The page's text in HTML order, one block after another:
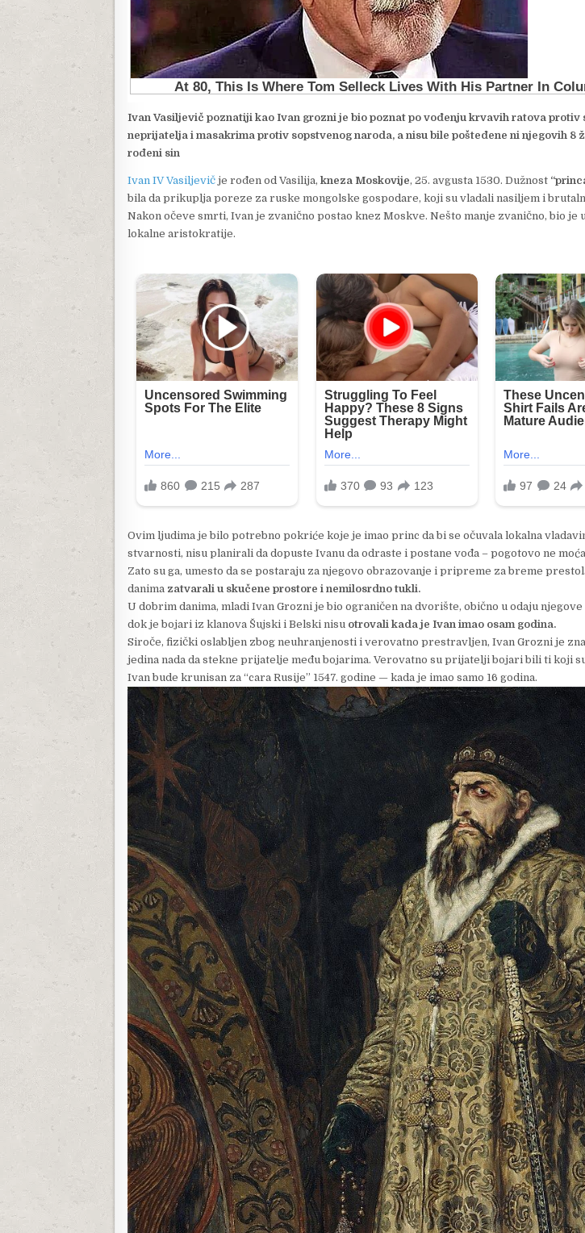
Ivan Vasiljevič poznatiji kao Ivan grozni je bio poznat po vođenju krvavih ratova protiv
neprijatelja i masakrima protiv sopstvenog naroda, a nisu bile pošteđene ni njegovih 8
rođeni sin
Ivan IV Vasiljevič je rođen od Vasilija, kneza Moskovije, 25. avgusta 1530. Dužnost
bila da prikuplja poreze za ruske mongolske gospodare, koji su vladali nasiljem i
Nakon očeve smrti, Ivan je zvanično postao knez Moskve. Nešto manje zvanično, bio je
lokalne aristokratije.
Ovim ljudima je bilo potrebno pokriće koje je imao princ da bi se očuvala lokalna
stvarnosti, nisu planirali da dopuste Ivanu da odraste i postane vođa – pogotovo ne
Zato su ga, umesto da se postaraju za njegovo obrazovanje i pripreme za breme
danima zatvarali u skučene prostore i nemilosrdno tukli.
U dobrim danima, mladi Ivan Grozni je bio ograničen na dvorište, obično u odaju njegove
dok je bojari iz klanova Šujski i Belski nisu otrovali kada je Ivan imao osam godina.
Siroče, fizički oslabljen zbog neuhranjenosti i verovatno prestravljen, Ivan Grozni je
jedina nada da stekne prijatelje među bojarima. Verovatno su prijatelji bojari bili ti koji
Ivan bude krunisan za “cara Rusije” 1547. godine — kada je imao samo 16 godina.